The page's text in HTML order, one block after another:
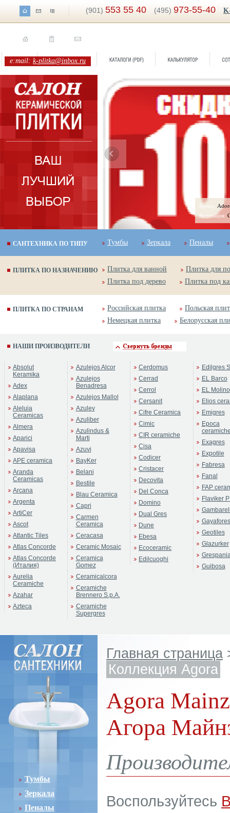
(901) 553 55 40 (495) 973-55-40
e:mail: k-plitka@inbox.ru
Adore
САНТЕХНИКА ПО ТИПУ Тумбы Зеркала Пеналы
ПЛИТКА ПО НАЗНАЧЕНИЮ Плитка для ванной
Плитка для
Плитка под дерево
Плитка под
ПЛИТКА ПО СТРАНАМ Российская плитка
Польская
Немецкая плитка
Белорусская
НАШИ ПРОИЗВОДИТЕЛИ
Absolut
Keramika
Adex
Alaplana
Aleluia
Ceramicas
Almera
Aparici
Apavisa
APE ceramica
Aranda
Ceramicas
Arcana
Argenta
ArtiCer
Ascot
Atlantic Tiles
Atlas Concorde
Atlas Concorde
(Италия)
Aurelia
Ceramiche
Azahar
Azteca
Azulejos Alcor
Azulejos
Benadresa
Azulejos Mallol
Azulev
Azuliber
Azulindus &
Marti
Azuvi
BayKer
Belani
Bestile
Blau Ceramica
Capri
Carmen
Ceramica
Ceracasa
Ceramic Mosaic
Ceramica
Gomez
Ceramicalcora
Ceramiche
Brennero S.p.A.
Ceramiche
Supergres
Cerdomus
Cerrad
Cerrol
Cersanit
Cifre Ceramica
Cimic
CIR ceramiche
Cisa
Codicer
Cristacer
Decovita
Del Conca
Domino
Dual Gres
Dune
Ebesa
Ecoceramic
Edilcuoghi
Edilgres
EL Barco
EL Molino
Elios
Emigres
Epoca
Exagres
Expotile
Fabresa
Fanal
FAP
Flaviker
Gayafores
Geotiles
Glazurker
Guibosa
Тумбы
Зеркала
Пеналы
Главная страница
Коллекция Agora
Agora
Агора
Воспользуйтесь